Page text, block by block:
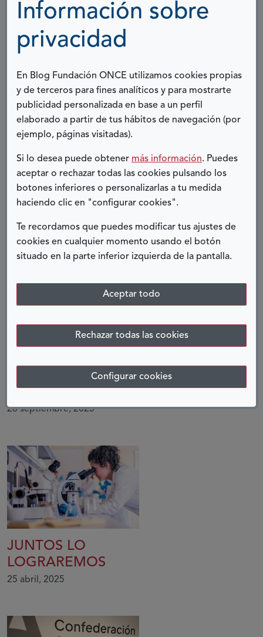
Información sobre
privacidad
En Blog Fundación ONCE utilizamos cookies propias
y de terceros para fines analíticos y para mostrarte
publicidad personalizada en base a un perfil
elaborado a partir de tus hábitos de navegación (por
ejemplo, páginas visitadas).
Si lo desea puede obtener más información. Puedes
aceptar o rechazar todas las cookies pulsando los
botones inferiores o personalizarlas a tu medida
haciendo clic en "configurar cookies".
Te recordamos que puedes modificar tus ajustes de
cookies en cualquier momento usando el botón
situado en la parte inferior izquierda de la pantalla.
Aceptar todo
Rechazar todas las cookies
Configurar cookies
García-Andrade
COMPARTIR:
Twitter
Facebook
LinkedIn
Telegram
ENTRADAS
RELACIONADAS
PEQUEÑOS GESTOS
AUDICIÓN A LO
LARGO DE LA VIDA
26 septiembre, 2025
JUNTOS LO
LOGRAREMOS
25 abril, 2025